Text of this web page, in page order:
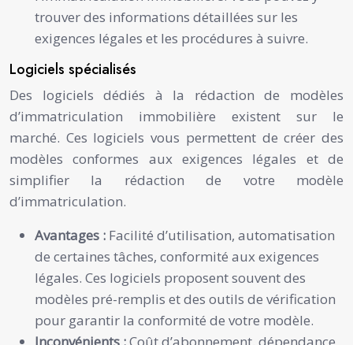
trouver des informations détaillées sur les
exigences légales et les procédures à suivre.
Logiciels spécialisés
Des logiciels dédiés à la rédaction de modèles
d’immatriculation immobilière existent sur le
marché. Ces logiciels vous permettent de créer des
modèles conformes aux exigences légales et de
simplifier la rédaction de votre modèle
d’immatriculation.
Avantages : Facilité d’utilisation, automatisation
de certaines tâches, conformité aux exigences
légales. Ces logiciels proposent souvent des
modèles pré-remplis et des outils de vérification
pour garantir la conformité de votre modèle.